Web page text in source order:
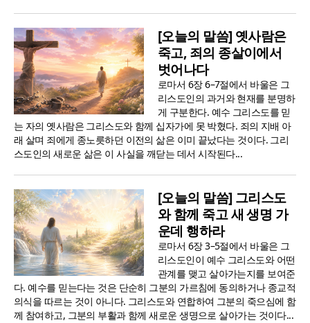
[오늘의 말씀] 옛사람은
죽고, 죄의 종살이에서
벗어나다
로마서 6장 6–7절에서 바울은 그
리스도인의 과거와 현재를 분명하
게 구분한다. 예수 그리스도를 믿
는 자의 옛사람은 그리스도와 함께 십자가에 못 박혔다. 죄의 지배 아
래 살며 죄에게 종노릇하던 이전의 삶은 이미 끝났다는 것이다. 그리
스도인의 새로운 삶은 이 사실을 깨닫는 데서 시작된다...
[오늘의 말씀] 그리스도
와 함께 죽고 새 생명 가
운데 행하라
로마서 6장 3–5절에서 바울은 그
리스도인이 예수 그리스도와 어떤
관계를 맺고 살아가는지를 보여준
다. 예수를 믿는다는 것은 단순히 그분의 가르침에 동의하거나 종교적
의식을 따르는 것이 아니다. 그리스도와 연합하여 그분의 죽으심에 함
께 참여하고, 그분의 부활과 함께 새로운 생명으로 살아가는 것이다...